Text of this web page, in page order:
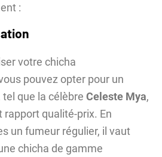
:
votre chicha
pouvez opter pour un
que la célèbre Celeste Mya,
qualité-prix. En
un fumeur régulier, il vaut
chicha de gamme